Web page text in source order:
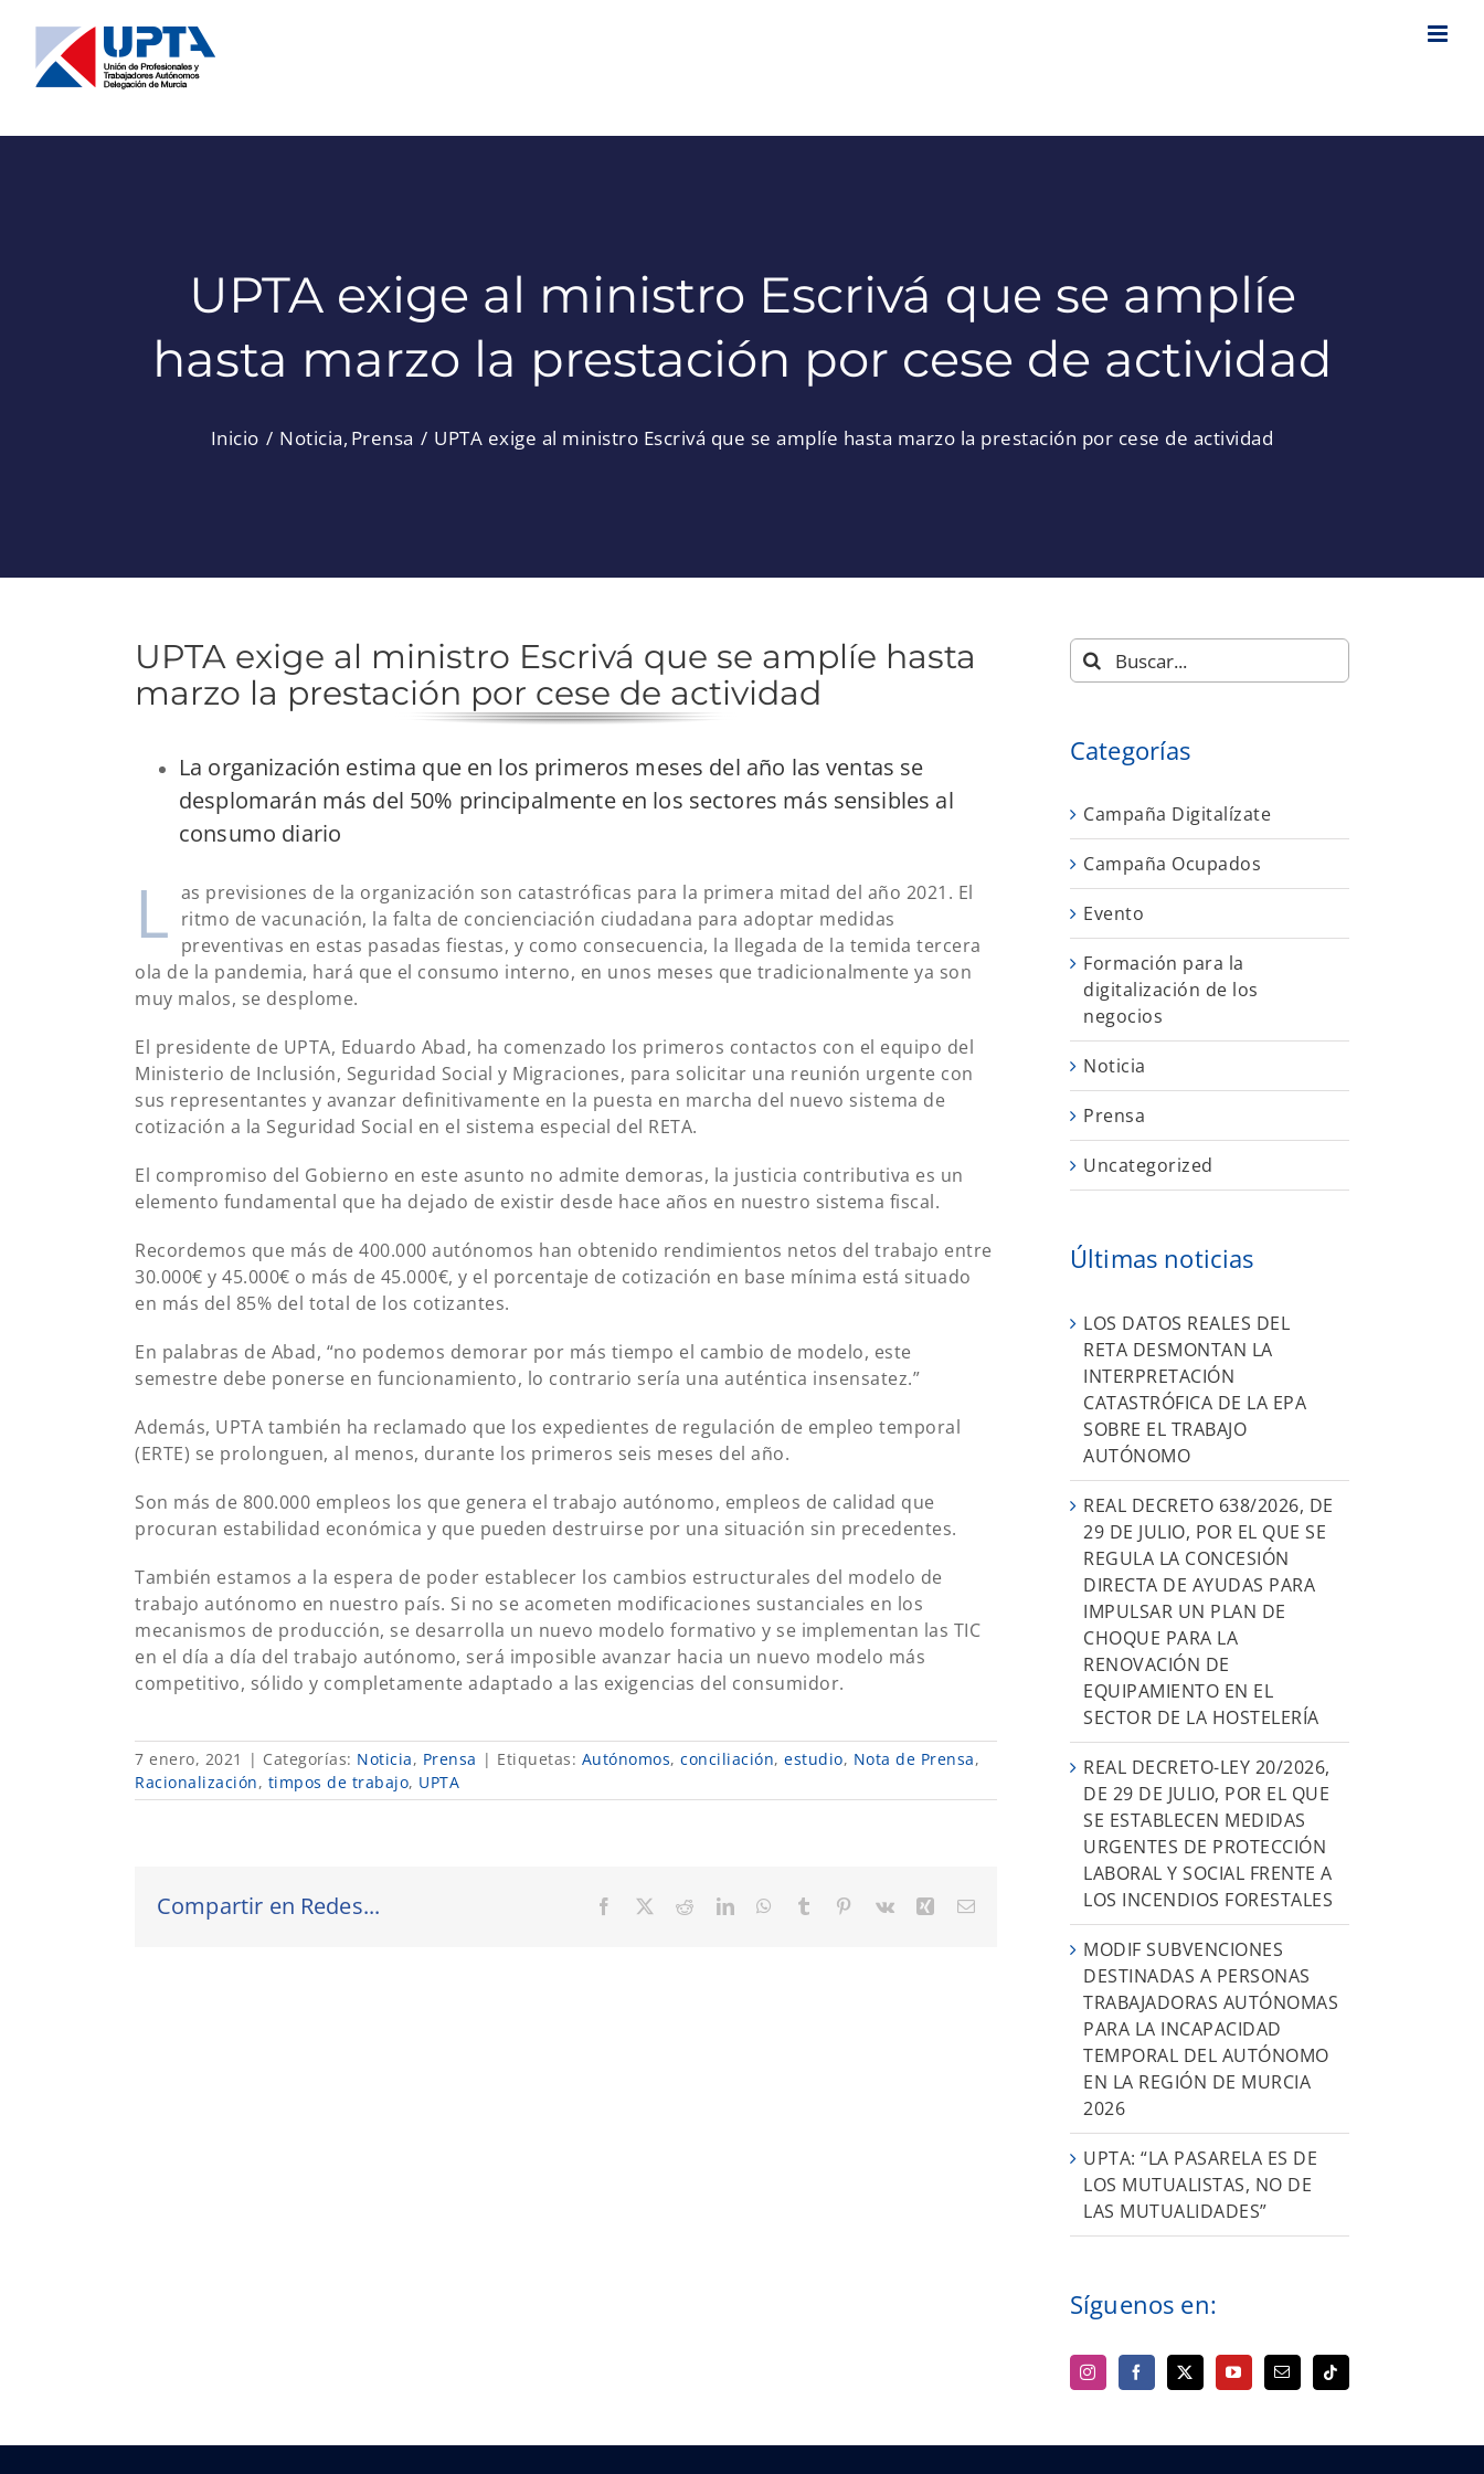
contenido
UPTA exige al ministro Escrivá que se amplíe
hasta marzo la prestación por cese de actividad
Inicio Noticia Prensa UPTA exige al ministro Escrivá que se amplíe hasta marzo la prestación por cese de actividad
UPTA exige al ministro Escrivá que se amplíe hasta
marzo la prestación por cese de actividad
La organización estima que en los primeros meses del año las ventas se
desplomarán más del 50% principalmente en los sectores más sensibles al
consumo diario
L as previsiones de la organización son catastróficas para la primera mitad del año 2021. El
ritmo de vacunación, la falta de concienciación ciudadana para adoptar medidas
preventivas en estas pasadas fiestas, y como consecuencia, la llegada de la temida tercera
ola de la pandemia, hará que el consumo interno, en unos meses que tradicionalmente ya son
muy malos, se desplome.
El presidente de UPTA, Eduardo Abad, ha comenzado los primeros contactos con el equipo del
Ministerio de Inclusión, Seguridad Social y Migraciones, para solicitar una reunión urgente con
sus representantes y avanzar definitivamente en la puesta en marcha del nuevo sistema de
cotización a la Seguridad Social en el sistema especial del RETA.
El compromiso del Gobierno en este asunto no admite demoras, la justicia contributiva es un
elemento fundamental que ha dejado de existir desde hace años en nuestro sistema fiscal.
Recordemos que más de 400.000 autónomos han obtenido rendimientos netos del trabajo entre
30.000€ y 45.000€ o más de 45.000€, y el porcentaje de cotización en base mínima está situado
en más del 85% del total de los cotizantes.
En palabras de Abad, “no podemos demorar por más tiempo el cambio de modelo, este
semestre debe ponerse en funcionamiento, lo contrario sería una auténtica insensatez.”
Además, UPTA también ha reclamado que los expedientes de regulación de empleo temporal
(ERTE) se prolonguen, al menos, durante los primeros seis meses del año.
Son más de 800.000 empleos los que genera el trabajo autónomo, empleos de calidad que
procuran estabilidad económica y que pueden destruirse por una situación sin precedentes.
También estamos a la espera de poder establecer los cambios estructurales del modelo de
trabajo autónomo en nuestro país. Si no se acometen modificaciones sustanciales en los
mecanismos de producción, se desarrolla un nuevo modelo formativo y se implementan las TIC
en el día a día del trabajo autónomo, será imposible avanzar hacia un nuevo modelo más
competitivo, sólido y completamente adaptado a las exigencias del consumidor.
7 enero, 2021 | Categorías: Noticia, Prensa | Etiquetas: Autónomos, conciliación, estudio, Nota de Prensa,
Racionalización, timpos de trabajo, UPTA
Compartir en Redes... Facebook RedditLinkedInWhatsApp
Tumblr Pinterest
Vk XingCorreo
Buscar:
Categorías
Campaña Digitalízate
Campaña Ocupados
Evento
Formación para la
digitalización de los
negocios
Noticia
Prensa
Uncategorized
Últimas noticias
LOS DATOS REALES DEL
RETA DESMONTAN LA
INTERPRETACIÓN
CATASTRÓFICA DE LA EPA
SOBRE EL TRABAJO
AUTÓNOMO
REAL DECRETO 638/2026, DE
29 DE JULIO, POR EL QUE SE
REGULA LA CONCESIÓN
DIRECTA DE AYUDAS PARA
IMPULSAR UN PLAN DE
CHOQUE PARA LA
RENOVACIÓN DE
EQUIPAMIENTO EN EL
SECTOR DE LA HOSTELERÍA
REAL DECRETO-LEY 20/2026,
DE 29 DE JULIO, POR EL QUE
SE ESTABLECEN MEDIDAS
URGENTES DE PROTECCIÓN
LABORAL Y SOCIAL FRENTE A
LOS INCENDIOS FORESTALES
MODIF SUBVENCIONES
DESTINADAS A PERSONAS
TRABAJADORAS AUTÓNOMAS
PARA LA INCAPACIDAD
TEMPORAL DEL AUTÓNOMO
EN LA REGIÓN DE MURCIA
2026
UPTA: “LA PASARELA ES DE
LOS MUTUALISTAS, NO DE
LAS MUTUALIDADES”
Síguenos en: